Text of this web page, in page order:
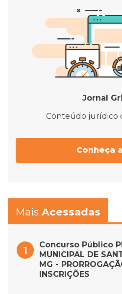
Jornal
Conteúdo jurídico
Conheça
Mais Acessadas
Concurso Público
MUNICIPAL DE
MG -
INSCRIÇÕES